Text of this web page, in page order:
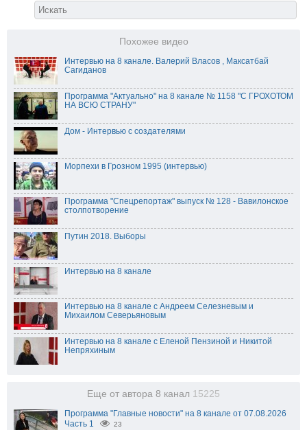
Похожее видео
Интервью на 8 канале. Валерий Власов , Максатбай
Сагиданов
Программа "Актуально" на 8 канале № 1158 "С ГРОХОТОМ
НА ВСЮ СТРАНУ"
Дом - Интервью с создателями
Морпехи в Грозном 1995 (интервью)
Программа "Спецрепортаж" выпуск № 128 - Вавилонское
столпотворение
Путин 2018. Выборы
Интервью на 8 канале
Интервью на 8 канале с Андреем Селезневым и
Михаилом Северьяновым
Интервью на 8 канале с Еленой Пензиной и Никитой
Непряхиным
Еще от автора 8 канал 15225
Программа "Главные новости" на 8 канале от 07.08.2026
Часть 1
23